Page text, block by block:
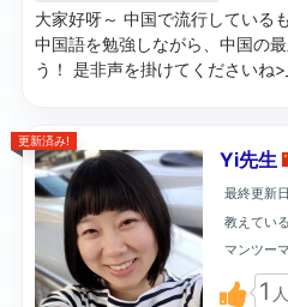
大家好呀～ 中国で流行している
中国語を勉強しながら、中国の
う！ 是非声を掛けてくださいね
更新済み!
Yi先生
最終更新日
教えてい
マンツー
1 人